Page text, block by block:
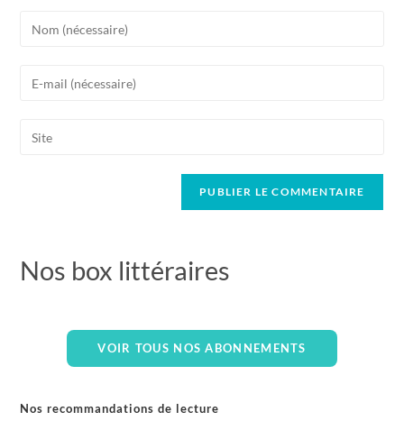
Nos box littéraires
VOIR TOUS NOS ABONNEMENTS
Nos recommandations de lecture